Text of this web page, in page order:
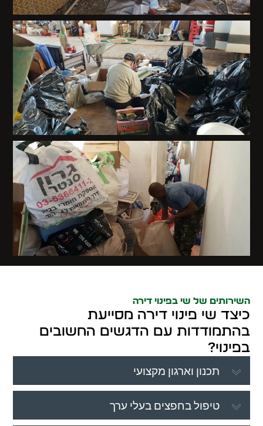
השירותים של שי בפינוי דירה
כיצד שי פינוי דירה מסייעת
בהתמודדות עם הדגשים החשובים
בפינוי?
תכנון וארגון מקצועי
טיפול בחפצים בעלי ערך